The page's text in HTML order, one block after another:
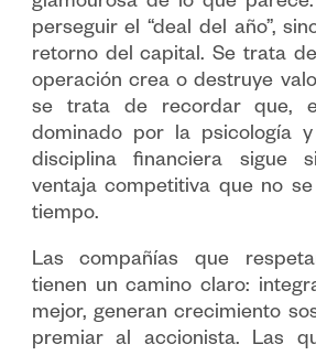
perseguir el “deal del año”,
retorno del capital. Se trata
operación crea o destruye
se trata de recordar que,
dominado por la psicología
disciplina financiera sigue
ventaja competitiva que no
tiempo.
Las compañías que
tienen un camino claro:
mejor, generan crecimiento
premiar al accionista. Las